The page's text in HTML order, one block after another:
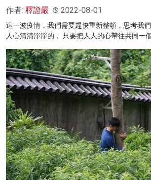
作者: 釋證嚴 2022-08-01
這一波疫情，我們需要趕快重新整頓，思考我
人心清清淨淨的， 只要把人人的心帶往共同一